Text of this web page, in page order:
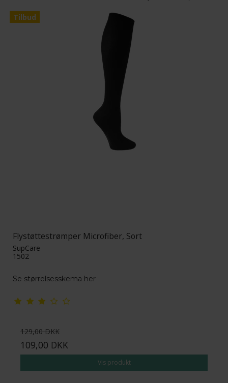
Tilbud
Flystøttestrømper Microfiber, Sort
SupCare
1502
Se størrelsesskema her
129,00 DKK
109,00 DKK
Vis produkt